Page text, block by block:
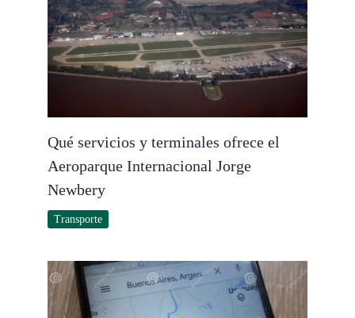
Qué servicios y terminales ofrece el
Aeroparque Internacional Jorge
Newbery
Transporte